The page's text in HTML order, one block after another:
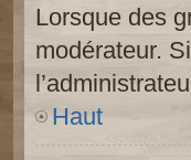
Lorsque des
modérateur.
Haut